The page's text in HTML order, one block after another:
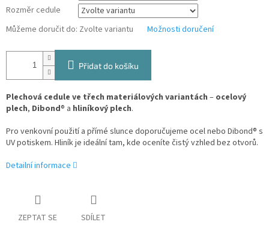
Rozměr cedule
Můžeme doručit do: Zvolte variantu Možnosti doručení
Přidat do košíku
Plechová cedule ve třech materiálových variantách – ocelový
plech, Dibond® a hliníkový plech.
Pro venkovní použití a přímé slunce doporučujeme ocel nebo Dibond® s
UV potiskem. Hliník je ideální tam, kde oceníte čistý vzhled bez otvorů.
Detailní informace
ZEPTAT SE SDÍLET